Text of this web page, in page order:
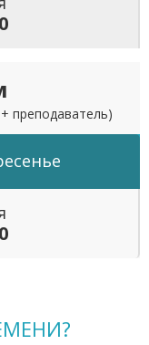
преподаватель)